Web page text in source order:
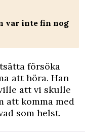
var inte fin nog
försöka
att höra. Han
att vi skulle
att komma med
som helst.